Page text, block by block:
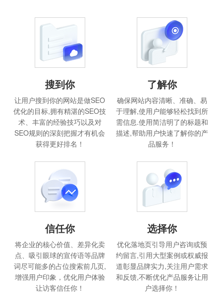
搜到你
让用户搜到你的网站是做SEO
优化的目标,拥有精湛的SEO技
术、丰富的经验技巧以及对
SEO规则的深刻把握才有机会
获得更好排名！
了解你
确保网站内容清晰、准确、易
于理解,使用户能够轻松找到所
需信息.使用简洁明了的标题和
描述,帮助用户快速了解你的产
品服务！
信任你
将企业的核心价值、差异化卖
点、吸引眼球的宣传语等品牌
词尽可能多的占位搜索前几页,
增强用户印象，优化用户体验
让访客信任你！
选择你
优化落地页引导用户咨询或预
约留言,引用大型案例或权威报
道彰显品牌实力,关注用户需求
和反馈,不断优化产品服务让用
户选择你！